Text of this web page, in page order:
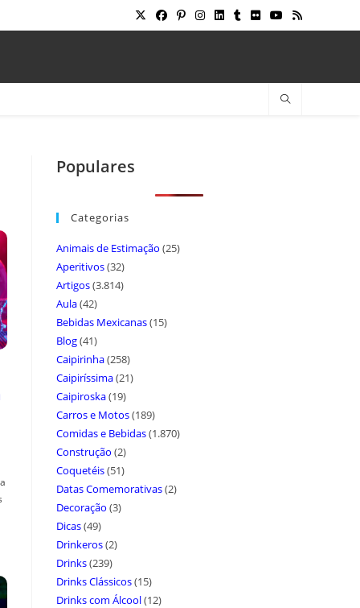
Populares
Categorias
Animais de Estimação (25)
Aperitivos(32)
Artigos(3.814)
Aula(42)
Bebidas Mexicanas(15)
Blog(41)
Caipirinha(258)
Caipiríssima(21)
Caipiroska(19)
Carros e Motos(189)
Comidas e Bebidas(1.870)
Construção (2)
Coquetéis(51)
Datas Comemorativas(2)
Decoração (3)
Dicas(49)
Drinkeros(2)
Drinks(239)
Drinks Clássicos(15)
Drinks com Álcool(12)